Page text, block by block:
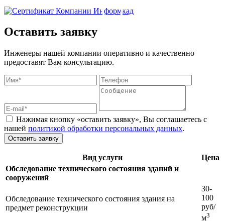
Оставить заявку
Инженеры нашей компании оперативно и качественно
предоставят Вам консультацию.
Нажимая кнопку «оставить заявку», Вы соглашаетесь с
нашей политикой обработки персональных данных.
Оставить заявку
Вид услуги
Цена
Обследование технического состояния зданий и
сооружений
Обследование технического состояния здания на
предмет реконструкции
30-
100
руб/
м3